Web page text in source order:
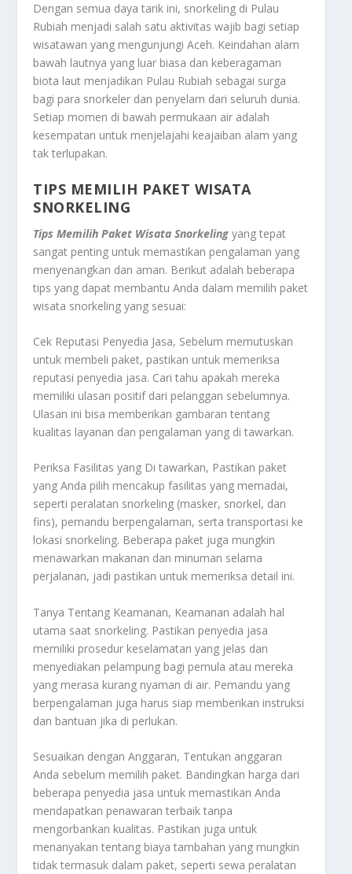
Dengan semua daya tarik ini, snorkeling di Pulau
Rubiah menjadi salah satu aktivitas wajib bagi setiap
wisatawan yang mengunjungi Aceh. Keindahan alam
bawah lautnya yang luar biasa dan keberagaman
biota laut menjadikan Pulau Rubiah sebagai surga
bagi para snorkeler dan penyelam dari seluruh dunia.
Setiap momen di bawah permukaan air adalah
kesempatan untuk menjelajahi keajaiban alam yang
tak terlupakan.
TIPS MEMILIH PAKET WISATA
SNORKELING
Tips Memilih Paket Wisata Snorkeling yang tepat
sangat penting untuk memastikan pengalaman yang
menyenangkan dan aman. Berikut adalah beberapa
tips yang dapat membantu Anda dalam memilih paket
wisata snorkeling yang sesuai:
Cek Reputasi Penyedia Jasa, Sebelum memutuskan
untuk membeli paket, pastikan untuk memeriksa
reputasi penyedia jasa. Cari tahu apakah mereka
memiliki ulasan positif dari pelanggan sebelumnya.
Ulasan ini bisa memberikan gambaran tentang
kualitas layanan dan pengalaman yang di tawarkan.
Periksa Fasilitas yang Di tawarkan, Pastikan paket
yang Anda pilih mencakup fasilitas yang memadai,
seperti peralatan snorkeling (masker, snorkel, dan
fins), pemandu berpengalaman, serta transportasi ke
lokasi snorkeling. Beberapa paket juga mungkin
menawarkan makanan dan minuman selama
perjalanan, jadi pastikan untuk memeriksa detail ini.
Tanya Tentang Keamanan, Keamanan adalah hal
utama saat snorkeling. Pastikan penyedia jasa
memiliki prosedur keselamatan yang jelas dan
menyediakan pelampung bagi pemula atau mereka
yang merasa kurang nyaman di air. Pemandu yang
berpengalaman juga harus siap memberikan instruksi
dan bantuan jika di perlukan.
Sesuaikan dengan Anggaran, Tentukan anggaran
Anda sebelum memilih paket. Bandingkan harga dari
beberapa penyedia jasa untuk memastikan Anda
mendapatkan penawaran terbaik tanpa
mengorbankan kualitas. Pastikan juga untuk
menanyakan tentang biaya tambahan yang mungkin
tidak termasuk dalam paket, seperti sewa peralatan